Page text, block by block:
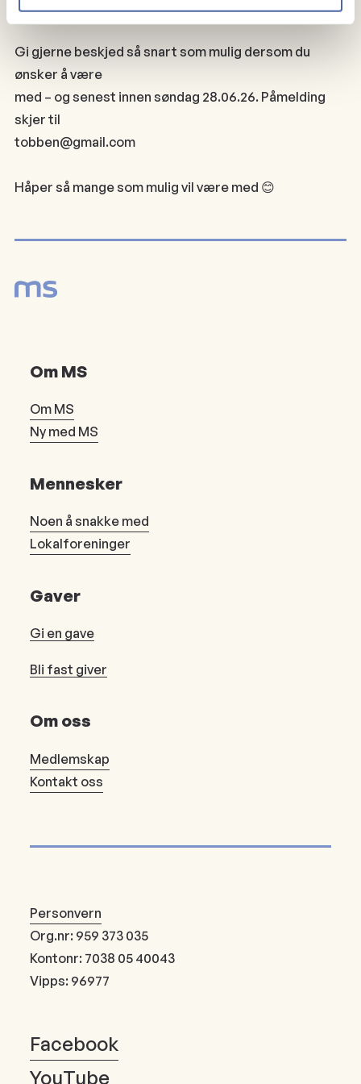
Pincho Nation.
Gi gjerne beskjed så snart som mulig dersom du
ønsker å være
med – og senest innen søndag 28.06.26. Påmelding
skjer til
tobben@gmail.com
Håper så mange som mulig vil være med 😊
Om MS
Om MS
Ny med MS
Mennesker
Noen å snakke med
Lokalforeninger
Gaver
Gi en gave
Bli fast giver
Om oss
Medlemskap
Kontakt oss
Personvern
Org.nr: 959 373 035
Kontonr: 7038 05 40043
Vipps: 96977
Facebook
YouTube